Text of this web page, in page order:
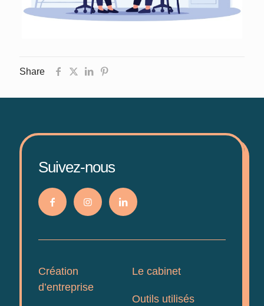
Share
Suivez-nous
Création
d’entreprise
Le cabinet
Outils utilisés